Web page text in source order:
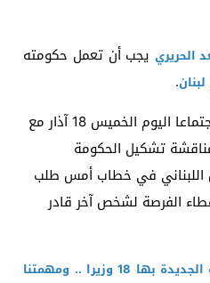
الحريري يجب أن تعمل حكومته
لبنان.
الخميس 18 آذار مع
تشكيل الحكومة
اللبناني في خطاب أمس طلب
الفرصة لشخص آخر قادر
– الحريري: الحكومة الجديدة بها 18 وزيرا .. ومهمتنا